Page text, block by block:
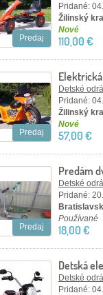
Predaj
Pridané:
Žilinský
Nové
110,00 €
Predaj
oranžová
Detské
Pridané:
Žilinský
Nové
57,00 €
Predaj
Predám
Detské
Pridané:
Používané
18,00 €
Detská
Detské
Pridané: